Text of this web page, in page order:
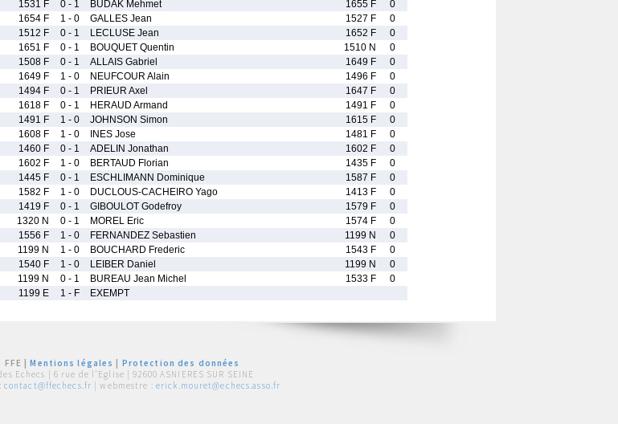
1531 F 0 - 1 BUDAK Mehmet 1655 F
0
1654 F 1 - 0 GALLES Jean 1527 F
0
1512 F 0 - 1 LECLUSE Jean 1652 F
0
1651 F 0 - 1 BOUQUET Quentin 1510 N
0
1508 F 0 - 1 ALLAIS Gabriel 1649 F
0
1649 F 1 - 0 NEUFCOUR Alain 1496 F
0
1494 F 0 - 1 PRIEUR Axel 1647 F
0
1618 F 0 - 1 HERAUD Armand 1491 F
0
1491 F 1 - 0 JOHNSON Simon 1615 F
0
1608 F 1 - 0 INES Jose 1481 F
0
1460 F 0 - 1 ADELIN Jonathan 1602 F
0
1602 F 1 - 0 BERTAUD Florian 1435 F
0
1445 F 0 - 1 ESCHLIMANN Dominique 1587 F
0
1582 F 1 - 0 DUCLOUS-CACHEIRO Yago 1413 F
0
1419 F 0 - 1 GIBOULOT Godefroy 1579 F
0
1320 N 0 - 1 MOREL Eric 1574 F
0
1556 F 1 - 0 FERNANDEZ Sebastien 1199 N
0
1199 N 1 - 0 BOUCHARD Frederic 1543 F
0
1540 F 1 - 0 LEIBER Daniel 1199 N
0
1199 N 0 - 1 BUREAU Jean Michel 1533 F
0
1199 E 1 - F EXEMPT
FFE |Mentions légales
Protection des données
Echecs | 6 rue de l'Eglise | 92600 ASNIERES SUR SEINE
contact@ffechecs.fr | webmestre : erick.mouret@echecs.asso.fr